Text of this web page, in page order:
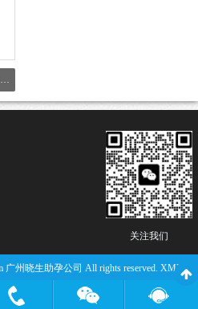
计算预产期的科学原理，让你精准知道你的预产期
关注我们
广州晓生助孕公司 All rights reserved. XML